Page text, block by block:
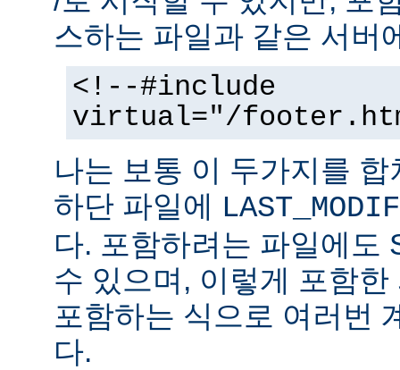
스하는 파일과 같은 서버
<!--#include
virtual="/
나는 보통 이 두가지를
하단 파일에
다. 포함하려는 파일에도
수 있으며, 이렇게 포함
포함하는 식으로 여러번
다.